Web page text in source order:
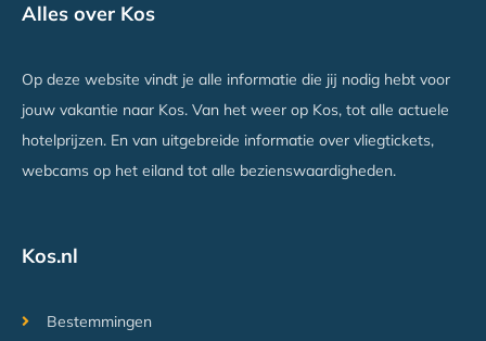
Alles over Kos
Op deze website vindt je alle informatie die jij nodig hebt voor
jouw vakantie naar Kos. Van het weer op Kos, tot alle actuele
hotelprijzen. En van uitgebreide informatie over vliegtickets,
webcams op het eiland tot alle bezienswaardigheden.
Kos.nl
Bestemmingen